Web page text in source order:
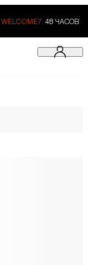
WELCOME7. 48 ЧАСОВ